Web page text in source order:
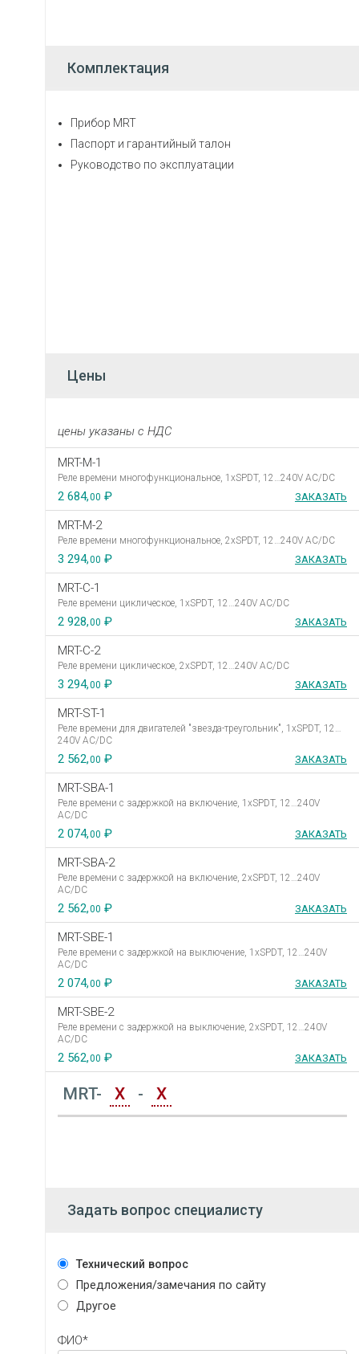
Комплектация
Прибор MRT
Паспорт и гарантийный талон
Руководство по эксплуатации
Цены
цены указаны с НДС
MRT-M-1
Реле времени многофункциональное, 1хSPDT, 12…240V AC/DC
2 684,00 ₽ ЗАКАЗАТЬ
MRT-M-2
Реле времени многофункциональное, 2хSPDT, 12…240V AC/DC
3 294,00 ₽ ЗАКАЗАТЬ
MRT-C-1
Реле времени циклическое, 1хSPDT, 12…240V AC/DC
2 928,00 ₽ ЗАКАЗАТЬ
MRT-C-2
Реле времени циклическое, 2хSPDT, 12…240V AC/DC
3 294,00 ₽ ЗАКАЗАТЬ
MRT-ST-1
Реле времени для двигателей "звезда-треугольник", 1хSPDT, 12…
240V AC/DC
2 562,00 ₽ ЗАКАЗАТЬ
MRT-SBA-1
Реле времени с задержкой на включение, 1хSPDT, 12…240V
AC/DC
2 074,00 ₽ ЗАКАЗАТЬ
MRT-SBA-2
Реле времени с задержкой на включение, 2хSPDT, 12…240V
AC/DC
2 562,00 ₽ ЗАКАЗАТЬ
MRT-SBE-1
Реле времени с задержкой на выключение, 1хSPDT, 12…240V
AC/DC
2 074,00 ₽ ЗАКАЗАТЬ
MRT-SBE-2
Реле времени с задержкой на выключение, 2хSPDT, 12…240V
AC/DC
2 562,00 ₽ ЗАКАЗАТЬ
MRT- Х - Х
Задать вопрос специалисту
Технический вопрос
Предложения/замечания по сайту
Другое
ФИО*